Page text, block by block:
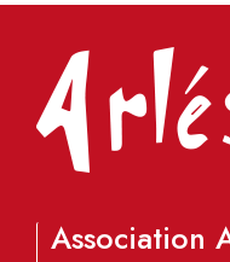
Association